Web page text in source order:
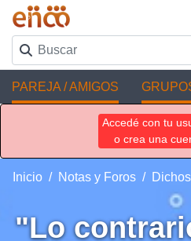
PAREJA / AMIGOS
Accedé con tu
o crea una
Inicio Notas y Foros
"Lo